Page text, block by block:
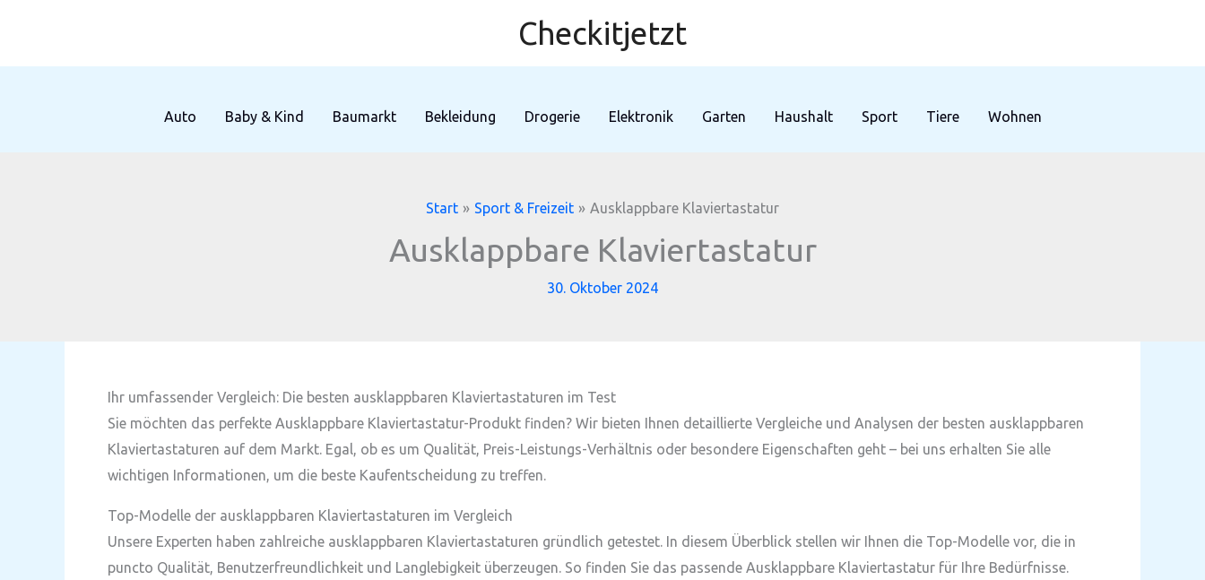
springen
Checkitjetzt
Auto Baby & Kind Baumarkt Bekleidung Drogerie Elektronik Garten Haushalt Sport Tiere Wohnen
Start Sport & Freizeit Ausklappbare Klaviertastatur
Ausklappbare Klaviertastatur
30. Oktober 2024
Ihr umfassender Vergleich: Die besten ausklappbaren Klaviertastaturen im Test
Sie möchten das perfekte Ausklappbare Klaviertastatur-Produkt finden? Wir bieten Ihnen detaillierte Vergleiche und Analysen der besten ausklappbaren
Klaviertastaturen auf dem Markt. Egal, ob es um Qualität, Preis-Leistungs-Verhältnis oder besondere Eigenschaften geht – bei uns erhalten Sie alle
wichtigen Informationen, um die beste Kaufentscheidung zu treffen.
Top-Modelle der ausklappbaren Klaviertastaturen im Vergleich
Unsere Experten haben zahlreiche ausklappbaren Klaviertastaturen gründlich getestet. In diesem Überblick stellen wir Ihnen die Top-Modelle vor, die in
puncto Qualität, Benutzerfreundlichkeit und Langlebigkeit überzeugen. So finden Sie das passende Ausklappbare Klaviertastatur für Ihre Bedürfnisse.